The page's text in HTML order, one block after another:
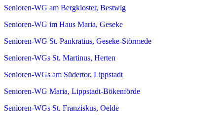
Senioren-WG am Bergkloster, Bestwig
Senioren-WG im Haus Maria, Geseke
Senioren-WG St. Pankratius, Geseke-Störmede
Senioren-WGs St. Martinus, Herten
Senioren-WGs am Südertor, Lippstadt
Senioren-WG Maria, Lippstadt-Bökenförde
Senioren-WGs St. Franziskus, Oelde